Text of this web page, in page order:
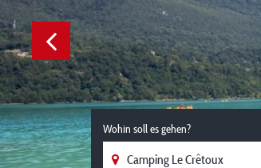
Wohin soll es gehen?